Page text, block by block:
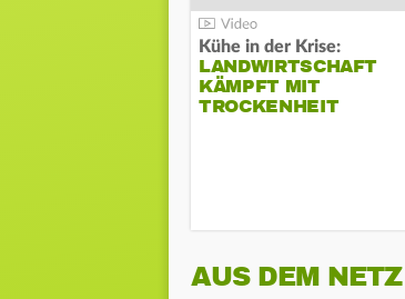
Kühe in der Krise:
LANDWIRTSCHAFT
KÄMPFT MIT
TROCKENHEIT
AUS DEM NETZ